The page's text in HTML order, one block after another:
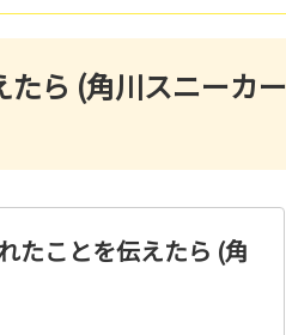
ら (角川スニーカー
たことを伝えたら (角